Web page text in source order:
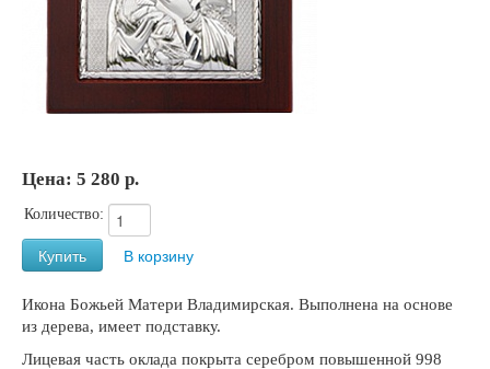
Цена: 5 280 р.
Количество:
Икона Божьей Матери Владимирская. Выполнена на основе
из дерева, имеет подставку.
Лицевая часть оклада покрыта серебром повышенной 998